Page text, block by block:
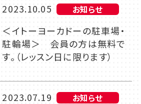
2023.10.05 お知らせ
＜イトーヨーカドーの駐車場・
駐輪場＞ 会員の方は無料で
す。（レッスン日に限ります）
2023.07.19 お知らせ